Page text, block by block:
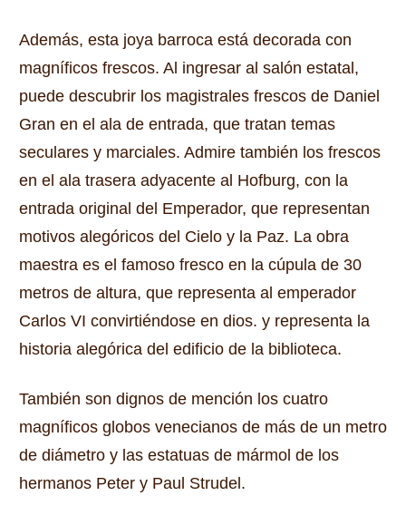
Además, esta joya barroca está decorada con
magníficos frescos. Al ingresar al salón estatal,
puede descubrir los magistrales frescos de Daniel
Gran en el ala de entrada, que tratan temas
seculares y marciales. Admire también los frescos
en el ala trasera adyacente al Hofburg, con la
entrada original del Emperador, que representan
motivos alegóricos del Cielo y la Paz. La obra
maestra es el famoso fresco en la cúpula de 30
metros de altura, que representa al emperador
Carlos VI convirtiéndose en dios. y representa la
historia alegórica del edificio de la biblioteca.
También son dignos de mención los cuatro
magníficos globos venecianos de más de un metro
de diámetro y las estatuas de mármol de los
hermanos Peter y Paul Strudel.